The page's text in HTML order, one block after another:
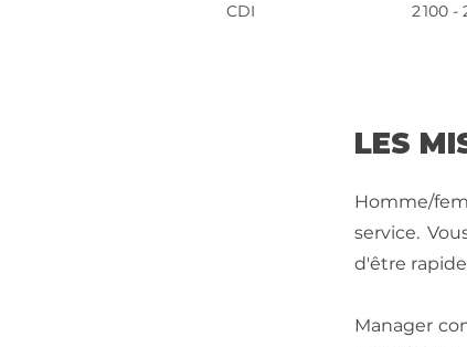
CDI
2 100
LES
Homme/
service.
d'être
Manager